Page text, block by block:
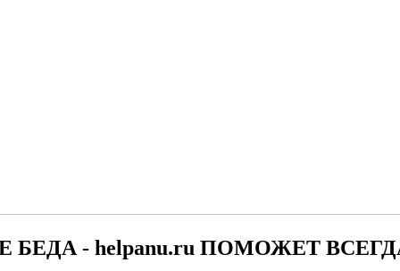
БЕДА - helpanu.ru ПОМОЖЕТ